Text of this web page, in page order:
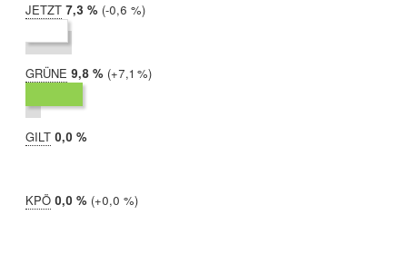
JETZT 2019:
7,3 %
2017:
7,9 %
Differenz:
-0,6 %
GRÜNE 2019:
9,8 %
2017:
2,6 %
Differenz:
+7,1 %
GILT 2019:
0,0 %
KPÖ 2019:
0,0 %
2017:
0,0 %
Differenz:
+0,0 %